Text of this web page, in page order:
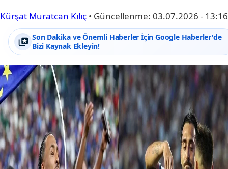
Kürşat Muratcan Kılıç • Güncellenme: 03.07.2026 - 13:16
Son Dakika ve Önemli Haberler İçin Google Haberler'de
Bizi Kaynak Ekleyin!